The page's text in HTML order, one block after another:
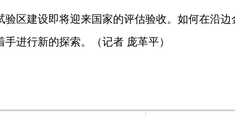
建设即将迎来国家的评估验收。如何在沿边
进行新的探索。（记者 庞革平）